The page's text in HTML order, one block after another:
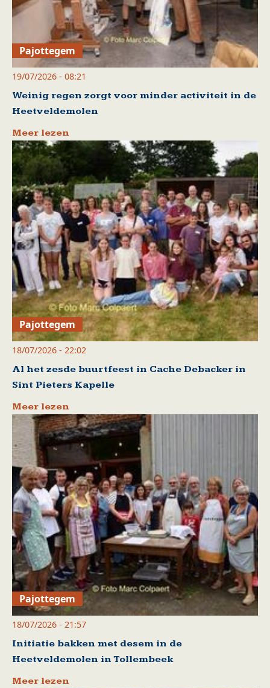
Pajottegem
19/07/2026 - 08:21
Weinig regen zorgt voor minder activiteit in de
Heetveldemolen
Meer lezen
Pajottegem
18/07/2026 - 22:02
Al het zesde buurtfeest in Cache Debacker in
Sint Pieters Kapelle
Meer lezen
Pajottegem
18/07/2026 - 21:57
Initiatie bakken met desem in de
Heetveldemolen in Tollembeek
Meer lezen